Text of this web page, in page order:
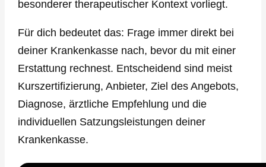
besonderer therapeutischer Kontext vorliegt.
Für dich bedeutet das: Frage immer direkt bei
deiner Krankenkasse nach, bevor du mit einer
Erstattung rechnest. Entscheidend sind meist
Kurszertifizierung, Anbieter, Ziel des Angebots,
Diagnose, ärztliche Empfehlung und die
individuellen Satzungsleistungen deiner
Krankenkasse.